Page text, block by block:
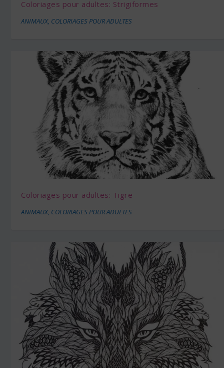
Coloriages pour adultes: Strigiformes
ANIMAUX, COLORIAGES POUR ADULTES
Coloriages pour adultes: Tigre
ANIMAUX, COLORIAGES POUR ADULTES